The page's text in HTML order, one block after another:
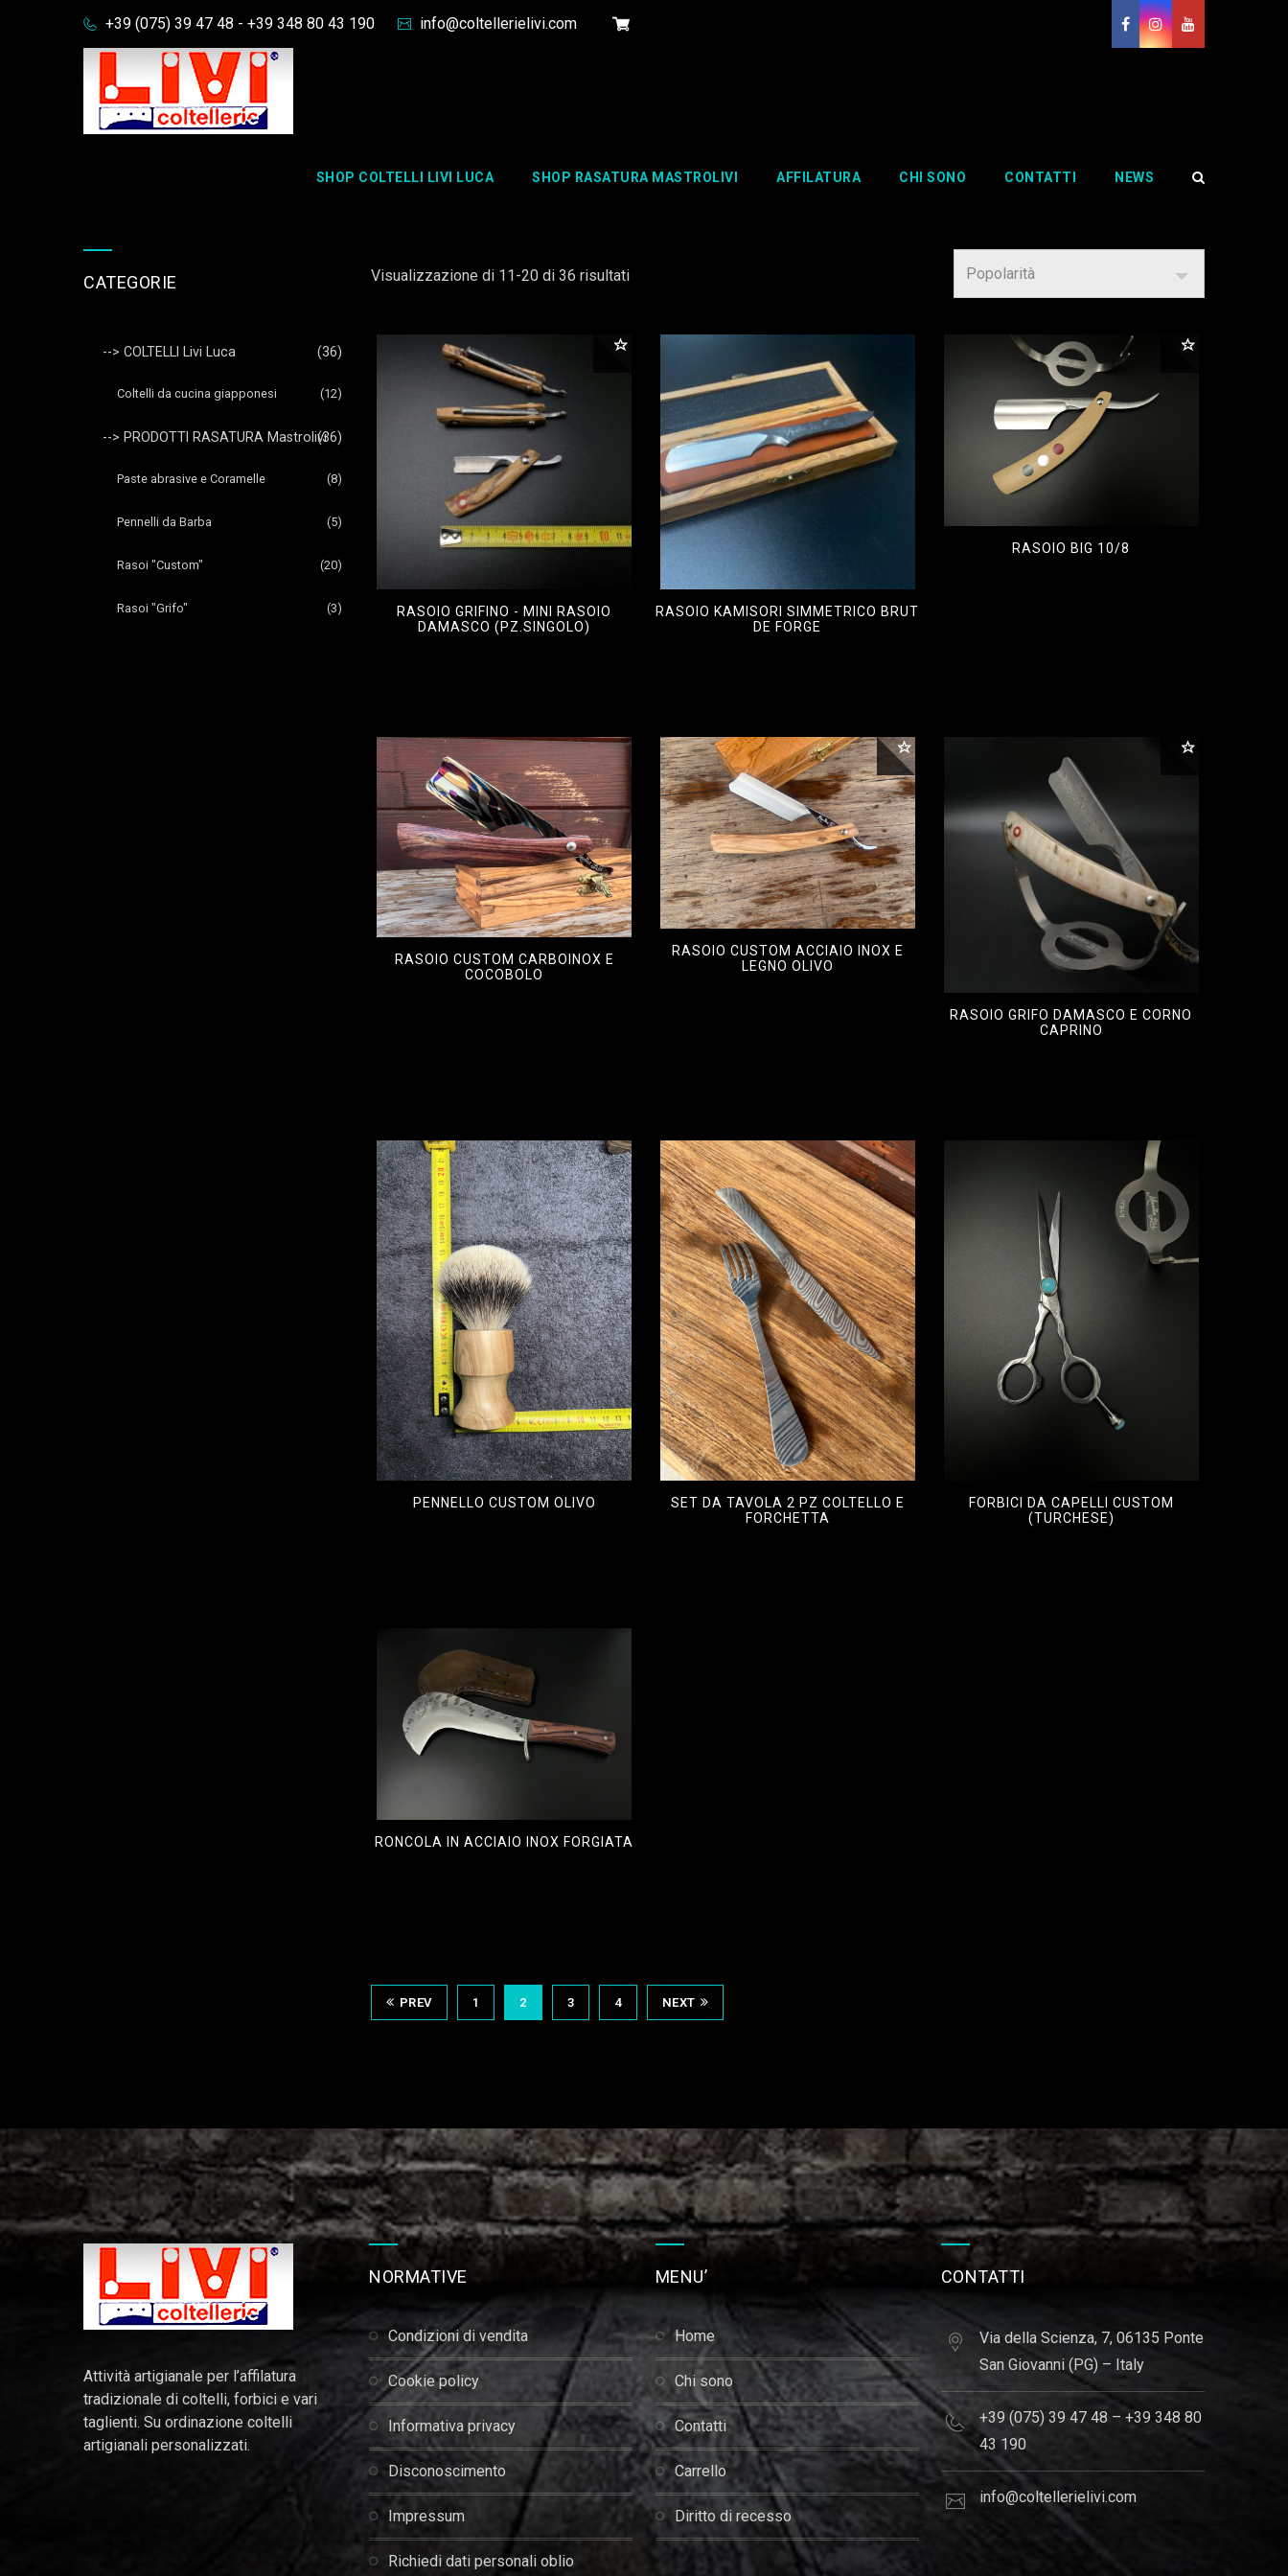
+39 (075) 39 47 48 - +39 348 80 43 190 info@coltellerielivi.com
SHOP COLTELLI LIVI LUCA SHOP RASATURA MASTROLIVI AFFILATURA CHI SONO CONTATTI NEWS
CATEGORIE
--> COLTELLI Livi Luca (36)
Coltelli da cucina giapponesi (12)
--> PRODOTTI RASATURA Mastrolivi(36)
Paste abrasive e Coramelle (8)
Pennelli da Barba (5)
Rasoi "Custom" (20)
Rasoi "Grifo" (3)
Visualizzazione di 11-20 di 36 risultatiPopolarità
RASOIO GRIFINO - MINI RASOIO
DAMASCO (PZ.SINGOLO)
RASOIO KAMISORI SIMMETRICO BRUT
DE FORGE
RASOIO BIG 10/8
RASOIO CUSTOM CARBOINOX E
COCOBOLO
RASOIO CUSTOM ACCIAIO INOX E
LEGNO OLIVO
RASOIO GRIFO DAMASCO E CORNO
CAPRINO
PENNELLO CUSTOM OLIVO
SET DA TAVOLA 2 PZ COLTELLO E
FORCHETTA
FORBICI DA CAPELLI CUSTOM
(TURCHESE)
RONCOLA IN ACCIAIO INOX FORGIATA
PREV 1 2 3 4 NEXT
Attività artigianale per l’affilatura
tradizionale di coltelli, forbici e vari
taglienti. Su ordinazione coltelli
artigianali personalizzati.
NORMATIVE
condizioni di vendita
cookie policy
informativa privacy
disconoscimento
impressum
richiedi dati personali oblio
MENU’
home
chi sono
contatti
carrello
diritto di recesso
CONTATTI
Via della Scienza, 7, 06135 Ponte
San Giovanni (PG) – Italy
+39 (075) 39 47 48 – +39 348 80
43 190
info@coltellerielivi.com